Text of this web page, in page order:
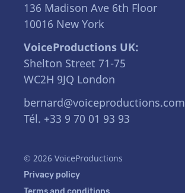
136 Madison Ave 6th Floor
10016 New York
VoiceProductions UK:
Shelton Street 71-75
WC2H 9JQ London
bernard@voiceproductions.com
Tél. +33 9 70 01 93 93
© 2026 VoiceProductions
Privacy policy